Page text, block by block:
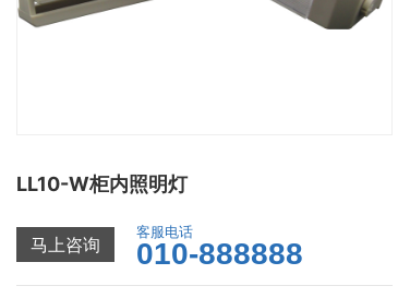
LL10-W柜内照明灯
马上咨询
客服电话
010-888888